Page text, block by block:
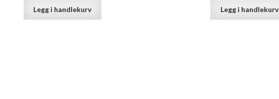
Legg i handlekurv Legg i handlekurv